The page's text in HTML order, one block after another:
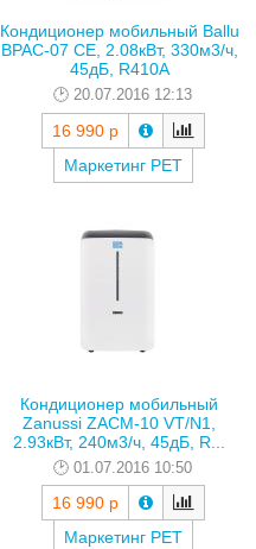
Кондиционер мобильный Ballu
BPAC-07 CE, 2.08кВт, 330м3/ч,
45дБ, R410A
20.07.2016 12:13
16 990 р
Маркетинг РЕТ
Кондиционер мобильный
Zanussi ZACM-10 VT/N1,
2.93кВт, 240м3/ч, 45дБ, R...
01.07.2016 10:50
16 990 р
Маркетинг РЕТ